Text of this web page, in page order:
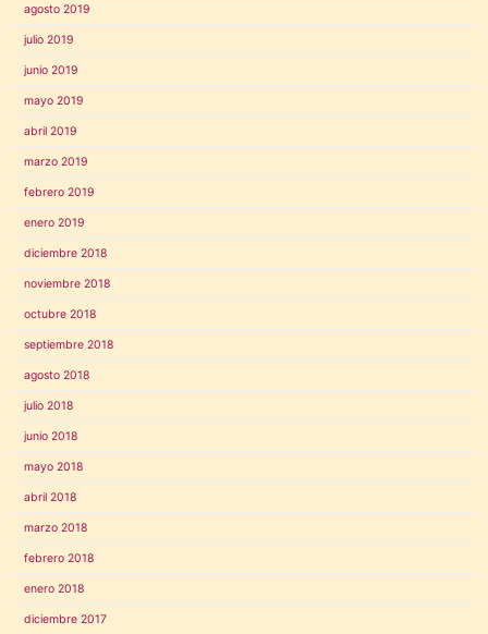
agosto 2019
julio 2019
junio 2019
mayo 2019
abril 2019
marzo 2019
febrero 2019
enero 2019
diciembre 2018
noviembre 2018
octubre 2018
septiembre 2018
agosto 2018
julio 2018
junio 2018
mayo 2018
abril 2018
marzo 2018
febrero 2018
enero 2018
diciembre 2017